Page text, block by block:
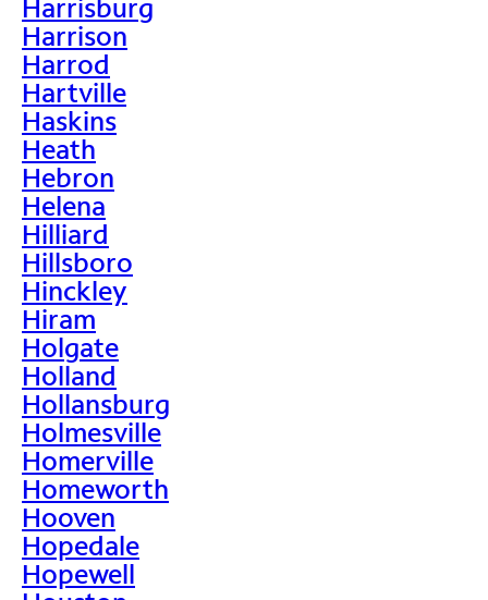
Harrisburg
Harrison
Harrod
Hartville
Haskins
Heath
Hebron
Helena
Hilliard
Hillsboro
Hinckley
Hiram
Holgate
Holland
Hollansburg
Holmesville
Homerville
Homeworth
Hooven
Hopedale
Hopewell